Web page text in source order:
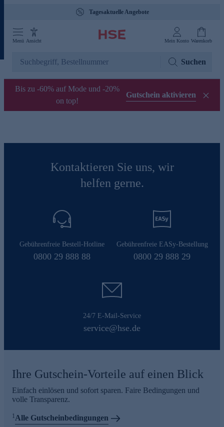
Tagesaktuelle Angebote
Menü Ansicht Mein Konto Warenkorb
Suchen
Bis zu -60% auf Mode und -20%
on top!
Gutschein aktivieren
Kontaktieren Sie uns, wir
helfen gerne.
Gebührenfreie Bestell-Hotline
0800 29 888 88
Gebührenfreie EASy-Bestellung
0800 29 888 29
24/7 E-Mail-Service
service@hse.de
Ihre Gutschein-Vorteile auf einen Blick
Einfach einlösen und sofort sparen. Faire Bedingungen und
volle Transparenz.
1Alle Gutscheinbedingungen